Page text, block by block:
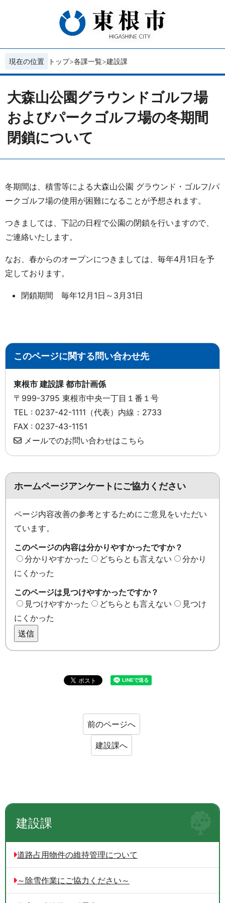
現在の位置 トップ 各課一覧 建設課
大森山公園グラウンドゴルフ場
およびパークゴルフ場の冬期間
閉鎖について
冬期間は、積雪等による大森山公園 グラウンド・ゴルフ/パ
ークゴルフ場の使用が困難になることが予想されます。
つきましては、下記の日程で公園の閉鎖を行いますので、
ご連絡いたします。
なお、春からのオープンにつきましては、毎年4月1日を予
定しております。
閉鎖期間 毎年12月1日～3月31日
このページに関する問い合わせ先
東根市 建設課 都市計画係
〒999-3795 東根市中央一丁目１番１号
TEL : 0237-42-1111（代表）内線：2733
FAX : 0237-43-1151
メールでのお問い合わせはこちら
ホームページアンケートにご協力ください
ページ内容改善の参考とするためにご意見をいただい
ています。
このページの内容は分かりやすかったですか？
分かりやすかった
どちらとも言えない
分かり
にくかった
このページは見つけやすかったですか？
見つけやすかった
どちらとも言えない
見つけ
にくかった
送信
前のページへ
建設課へ
建設課
道路占用物件の維持管理について
～除雪作業にご協力ください～